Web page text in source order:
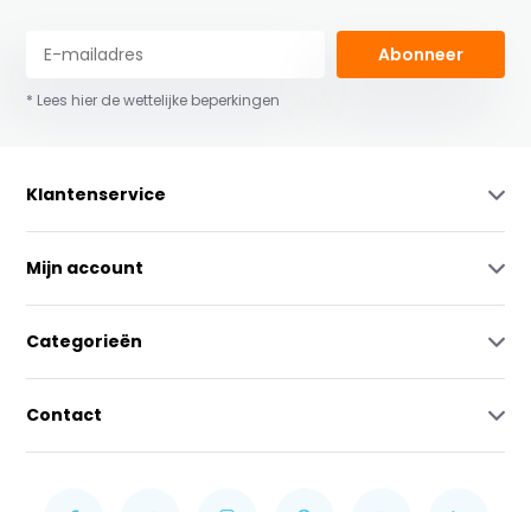
Abonneer
* Lees hier de wettelijke beperkingen
Klantenservice
Mijn account
Categorieën
Contact